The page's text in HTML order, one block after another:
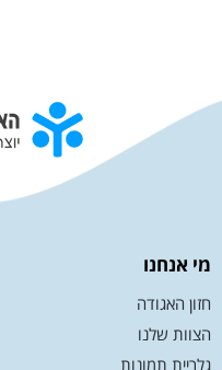
מי אנחנו
חזון האגודה
הצוות שלנו
גלריית תמונות